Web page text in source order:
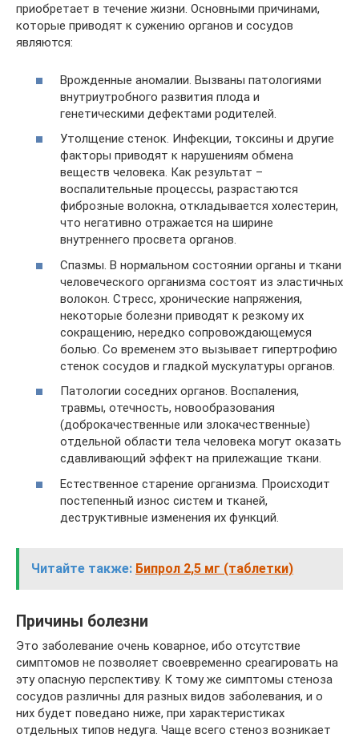
приобретает в течение жизни. Основными причинами,
которые приводят к сужению органов и сосудов
являются:
Врожденные аномалии. Вызваны патологиями
внутриутробного развития плода и
генетическими дефектами родителей.
Утолщение стенок. Инфекции, токсины и другие
факторы приводят к нарушениям обмена
веществ человека. Как результат –
воспалительные процессы, разрастаются
фиброзные волокна, откладывается холестерин,
что негативно отражается на ширине
внутреннего просвета органов.
Спазмы. В нормальном состоянии органы и ткани
человеческого организма состоят из эластичных
волокон. Стресс, хронические напряжения,
некоторые болезни приводят к резкому их
сокращению, нередко сопровождающемуся
болью. Со временем это вызывает гипертрофию
стенок сосудов и гладкой мускулатуры органов.
Патологии соседних органов. Воспаления,
травмы, отечность, новообразования
(доброкачественные или злокачественные)
отдельной области тела человека могут оказать
сдавливающий эффект на прилежащие ткани.
Естественное старение организма. Происходит
постепенный износ систем и тканей,
деструктивные изменения их функций.
Читайте также: Бипрол 2,5 мг (таблетки)
Причины болезни
Это заболевание очень коварное, ибо отсутствие
симптомов не позволяет своевременно среагировать на
эту опасную перспективу. К тому же симптомы стеноза
сосудов различны для разных видов заболевания, и о
них будет поведано ниже, при характеристиках
отдельных типов недуга. Чаще всего стеноз возникает